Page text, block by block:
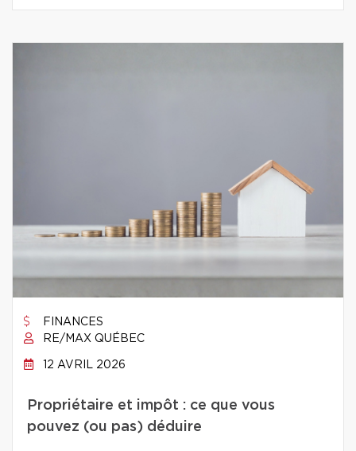
FINANCES
RE/MAX QUÉBEC
12 AVRIL 2026
Propriétaire et impôt : ce que vous
pouvez (ou pas) déduire